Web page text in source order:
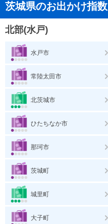
茨城県のお出かけ指数
北部(水戸)
水戸市
常陸太田市
北茨城市
ひたちなか市
那珂市
茨城町
城里町
大子町